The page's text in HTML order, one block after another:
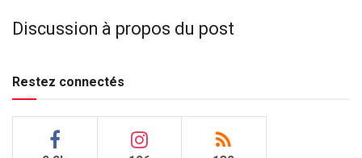
Discussion à propos du post
Restez connectés